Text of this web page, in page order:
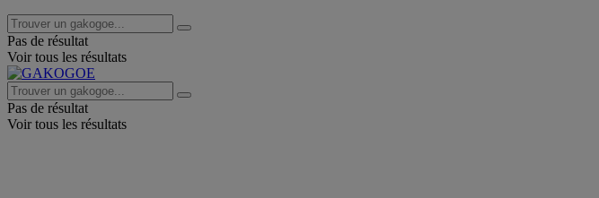
Pas de résultat
Voir tous les résultats
Pas de résultat
Voir tous les résultats